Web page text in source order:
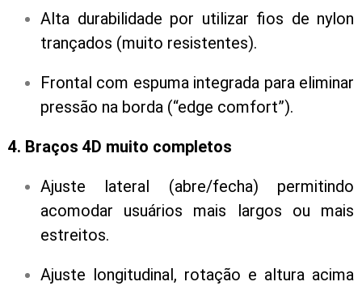
Alta durabilidade por utilizar fios de nylon
trançados (muito resistentes).
Frontal com espuma integrada para eliminar
pressão na borda (“edge comfort”).
4. Braços 4D muito completos
Ajuste lateral (abre/fecha) permitindo
acomodar usuários mais largos ou mais
estreitos.
Ajuste longitudinal, rotação e altura acima